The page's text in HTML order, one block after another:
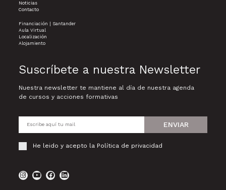
Noticias
Contacto
Financiación | Santander
Aula Virtual
Localización
Alojamiento
Suscríbete a nuestra Newsletter
Nuestra newsletter te mantiene al día de nuestra agenda
de cursos y acciones formativas
He leido y acepto la Política de privacidad
ENVIAR